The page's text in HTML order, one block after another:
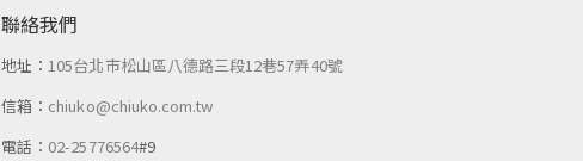
聯絡我們
地址： 105台北市松山區八德路三段12巷57弄40號
信箱： chiuko@chiuko.com.tw
電話： 02-25776564#9